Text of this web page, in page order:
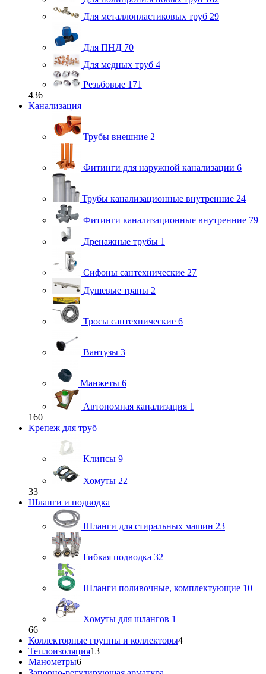
Для металлопластиковых труб 29
Для ПНД 70
Для медных труб 4
Резьбовые 171
436
Канализация
Трубы внешние 2
Фитинги для наружной канализации 6
Трубы канализационные внутренние 24
Фитинги канализационные внутренние 79
Дренажные трубы 1
Сифоны сантехнические 27
Душевые трапы 2
Тросы сантехнические 6
Вантузы 3
Манжеты 6
Автономная канализация 1
160
Крепеж для труб
Клипсы 9
Хомуты 22
33
Шланги и подводка
Шланги для стиральных машин 23
Гибкая подводка 32
Шланги поливочные, комплектующие 10
Хомуты для шлангов 1
66
Коллекторные группы и коллекторы4
Теплоизоляция13
Манометры6